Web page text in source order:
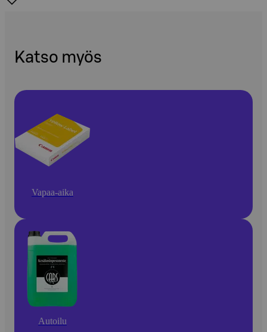
Katso myös
Vapaa-aika
Autoilu